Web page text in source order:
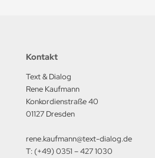
Kontakt
Text & Dialog
Rene Kaufmann
Konkordienstraße 40
01127 Dresden
rene.kaufmann@text-dialog.de
T: (+49) 0351 – 427 1030